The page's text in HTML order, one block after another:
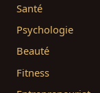
Santé
Psychologie
Beauté
Fitness